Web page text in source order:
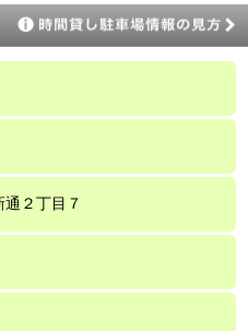
２丁目７